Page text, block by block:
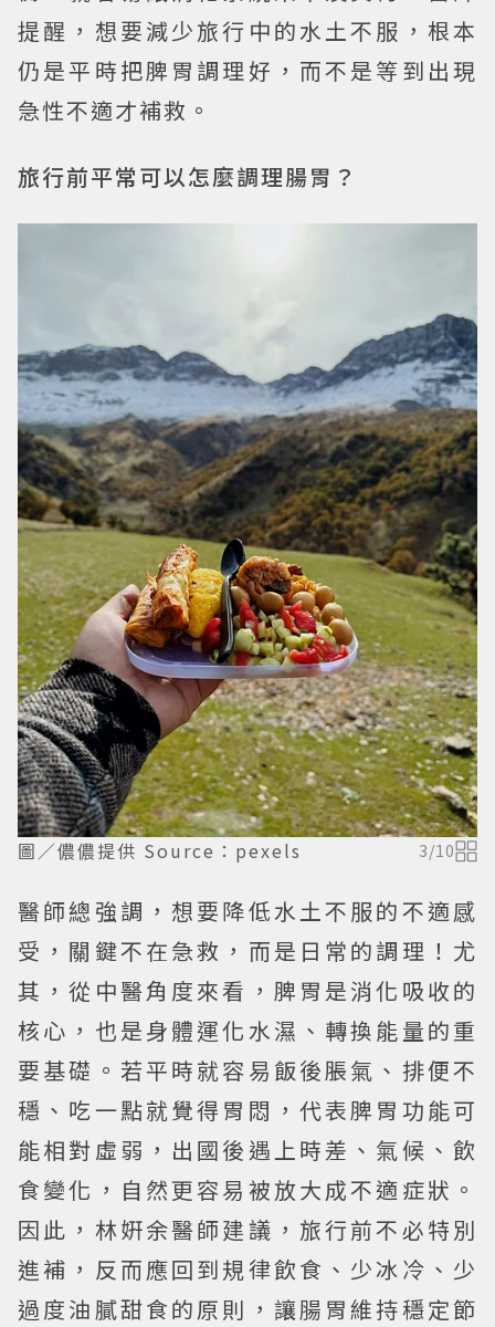
提醒，想要減少旅行中的水土不服，根本
仍是平時把脾胃調理好，而不是等到出現
急性不適才補救。
旅行前平常可以怎麼調理腸胃？
圖／儂儂提供 Source：pexels 3/10
醫師總強調，想要降低水土不服的不適感
受，關鍵不在急救，而是日常的調理！尤
其，從中醫角度來看，脾胃是消化吸收的
核心，也是身體運化水濕、轉換能量的重
要基礎。若平時就容易飯後脹氣、排便不
穩、吃一點就覺得胃悶，代表脾胃功能可
能相對虛弱，出國後遇上時差、氣候、飲
食變化，自然更容易被放大成不適症狀。
因此，林姸余醫師建議，旅行前不必特別
進補，反而應回到規律飲食、少冰冷、少
過度油膩甜食的原則，讓腸胃維持穩定節